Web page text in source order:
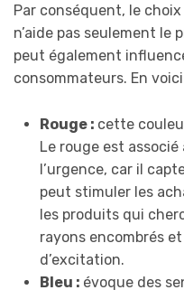
Par conséquent, le
n’aide pas seulement le
peut également
consommateurs. En
Rouge : cette
Le rouge est associé
l’urgence, car il
peut stimuler les
les produits qui
rayons encombrés
d’excitation.
Bleu : évoque des